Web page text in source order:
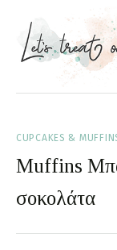
Portfolio
CUPCAKES &
Muffins
σοκολάτα